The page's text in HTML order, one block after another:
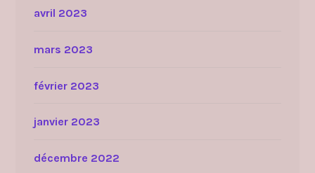
avril 2023
mars 2023
février 2023
janvier 2023
décembre 2022